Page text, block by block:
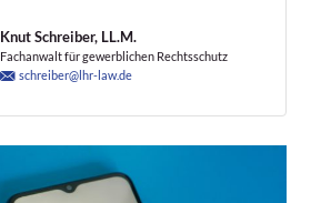
Knut Schreiber, LL.M.
Fachanwalt für gewerblichen Rechtsschutz
schreiber@lhr-law.de